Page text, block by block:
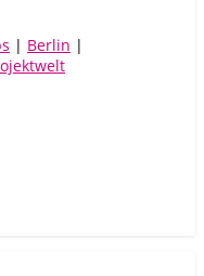
| Berlin |